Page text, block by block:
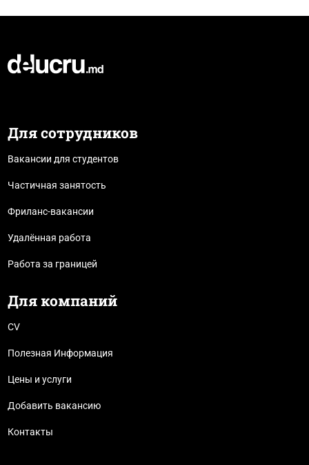
Для сотрудников
Вакансии для студентов
Частичная занятость
Фриланс-вакансии
Удалённая работа
Работа за границей
Для компаний
CV
Полезная Информация
Цены и услуги
Добавить вакансию
Контакты